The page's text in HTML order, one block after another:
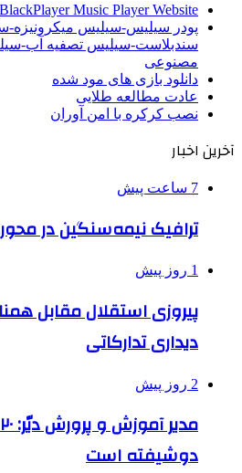
BlackPlayer Music Player Website
پودر سیلیس-سیلیس
سندبلاست-سیلیس تصفیه آب-
مصنوعی
دانلود بازی های مود شده
عادت مطالعه طلایی
نصب کرکره با امن آوران
آخرین اخبار
7 ساعت پیش
ترافیک نیمه‌سنگین در
1 روز پیش
پیروزی استقلال مقابل
دیداری تدارکاتی
2 روز پیش
دوشیفته است